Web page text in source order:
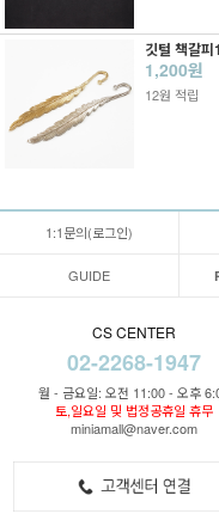
깃털 책갈
1,200원
12원 적립
1:1문의(로그인)
GUIDE
CS CENTER
02-2268-1947
월 - 금요일: 오전 11:00 - 오후
토,일요일 및 법정공휴일 휴무
miniamall@naver.com